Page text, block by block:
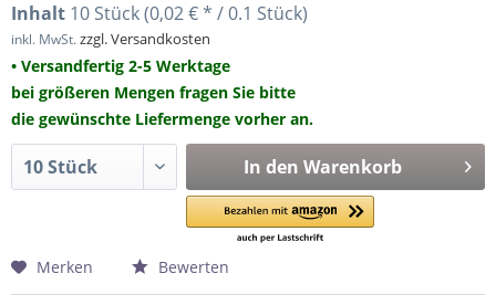
Inhalt 10 Stück (0,02 € * / 0.1 Stück)
inkl. MwSt.zzgl. Versandkosten
• Versandfertig 2-5 Werktage
bei größeren Mengen fragen Sie bitte
die gewünschte Liefermenge vorher an.
In den Warenkorb
Merken Bewerten